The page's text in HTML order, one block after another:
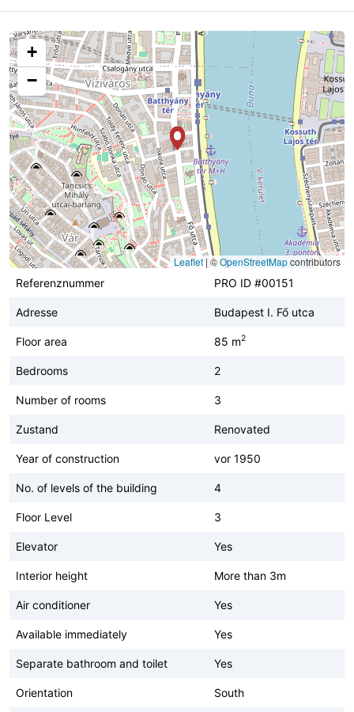
+
−
Leaflet | ©OpenStreetMapcontributors
Referenznummer
PRO ID #00151
Adresse Budapest I. Fő utca
Floor area 85 m2
Bedrooms 2
Number of rooms 3
Zustand Renovated
Year of construction vor 1950
No. of levels of the building 4
Floor Level 3
Elevator Yes
Interior height More than 3m
Air conditioner Yes
Available immediately Yes
Separate bathroom and toilet Yes
Orientation South